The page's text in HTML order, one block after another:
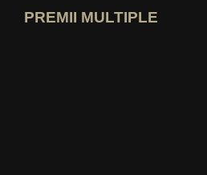
PREMII MULTIPLE